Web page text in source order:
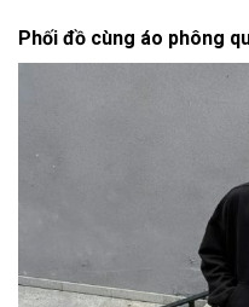
Phối đồ cùng áo phông